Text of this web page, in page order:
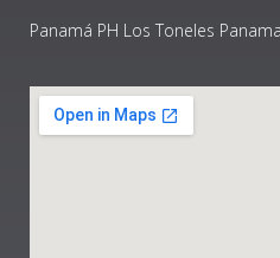
Panamá PH Los Toneles